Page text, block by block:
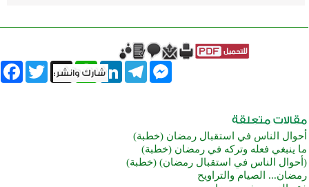
Twitter X
WhatsAppLinkedInTelegram
Messenger
أحوال الناس في استقبال رمضان (خطبة)
ما ينبغي فعله وتركه في رمضان (خطبة)
(أحوال الناس في استقبال رمضان) (خطبة)
رمضان... الصيام والتراويح